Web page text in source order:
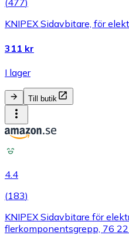
(477)
KNIPEX Sidavbitare, för
311 kr
I lager
Till butik
4.4
(183)
KNIPEX Sidavbitare för
flerkomponentsgrepp, 76